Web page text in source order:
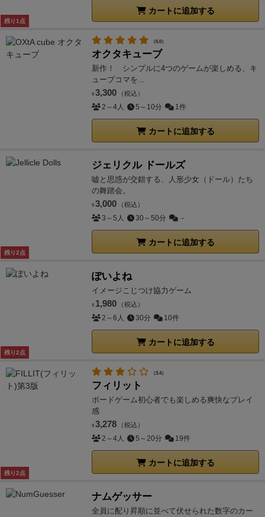
残り1点
カートに追加する
（5.0）
オクタキューブ
新作！ シンプルに4つのゲームが楽しめる、キ
ューブコマを...
¥ 3,300 （税込）
2～4人 5～10分 1件
カートに追加する
残り2点
ジェリクル ドールズ
嘘と思惑が交錯する、人形少女（ドール）たち
の舞踏会。
¥ 3,000 （税込）
3～5人 30～50分 －
カートに追加する
残り2点
ぽいよね
イメージこじつけ協力ゲーム
¥ 1,980 （税込）
2～6人 30分 10件
カートに追加する
残り2点
（3.4）
フィリット
ボードゲーム初心者でも楽しめる爽快なプレイ
感
¥ 3,278 （税込）
2～4人 5～20分 19件
カートに追加する
ナムゲッサー
全員に配り昇順に並べて伏せられた数字のカー